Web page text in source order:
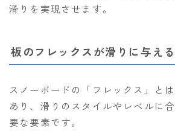
滑りを実現させます。
板のフレックスが滑りに与え
スノーボードの「フレックス」と
あり、滑りのスタイルやレベルに
要な要素です。